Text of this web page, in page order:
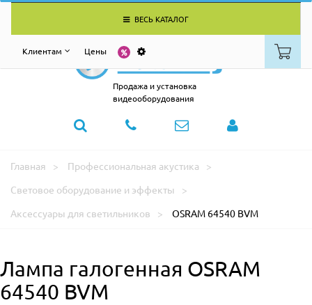
ВЕСЬ КАТАЛОГ
Клиентам Цены
Продажа и установка
видеооборудования
Главная
Профессиональная акустика
Световое оборудование и эффекты
Аксессуары для светильников
OSRAM 64540 BVM
Лампа галогенная OSRAM
64540 BVM